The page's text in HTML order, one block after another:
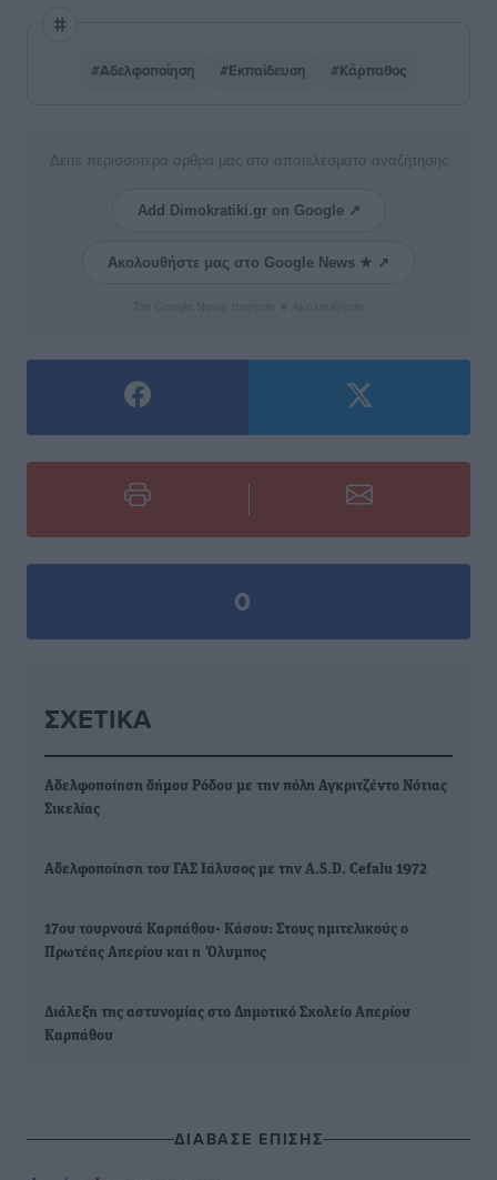
#Αδελφοποίηση #Εκπαίδευση #Κάρπαθος
Δείτε περισσότερα άρθρα μας στα αποτελέσματα αναζήτησης
Add Dimokratiki.gr on Google ↗
Ακολουθήστε μας στο Google News ★ ↗
0
ΣΧΕΤΙΚΆ
Αδελφοποίηση δήμου Ρόδου με την πόλη Αγκριτζέντο Νότιας
Σικελίας
Αδελφοποίηση του ΓΑΣ Ιάλυσος με την A.S.D. Cefalu 1972
17ου τουρνουά Καρπάθου- Κάσου: Στους ημιτελικούς ο
Πρωτέας Απερίου και η Όλυμπος
Διάλεξη της αστυνομίας στο Δημοτικό Σχολείο Απερίου
Καρπάθου
ΔΙΑΒΑΣΕ ΕΠΙΣΗΣ